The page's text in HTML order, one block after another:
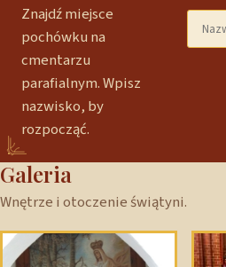
Znajdź miejsce
pochówku na
cmentarzu
parafialnym. Wpisz
nazwisko, by
rozpocząć.
Galeria
Wnętrze i otoczenie świątyni.